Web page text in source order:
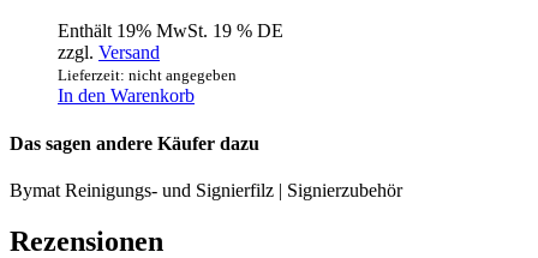
Enthält 19% MwSt. 19 % DE
zzgl. Versand
Lieferzeit: nicht angegeben
In den Warenkorb
Das sagen andere Käufer dazu
Bymat Reinigungs- und Signierfilz | Signierzubehör
Rezensionen